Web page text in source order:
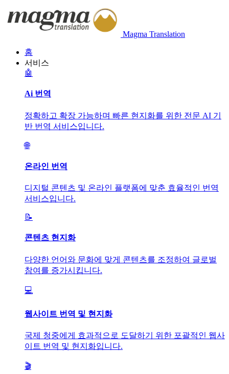
Magma Translation
홈
서비스
🤖
Ai 번역
정확하고 확장 가능하며 빠른 현지화를 위한 전문 AI 기
반 번역 서비스입니다.
🌐
온라인 번역
디지털 콘텐츠 및 온라인 플랫폼에 맞춘 효율적인 번역
서비스입니다.
📝
콘텐츠 현지화
다양한 언어와 문화에 맞게 콘텐츠를 조정하여 글로벌
참여를 증가시킵니다.
💻
웹사이트 번역 및 현지화
국제 청중에게 효과적으로 도달하기 위한 포괄적인 웹사
이트 번역 및 현지화입니다.
🎬